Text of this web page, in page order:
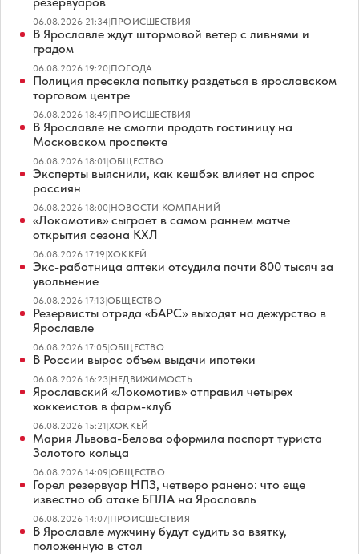
06.08.2026 21:34|ПРОИСШЕСТВИЯ
В Ярославле ждут штормовой ветер с ливнями и
градом
06.08.2026 19:20|ПОГОДА
Полиция пресекла попытку раздеться в ярославском
торговом центре
06.08.2026 18:49|ПРОИСШЕСТВИЯ
В Ярославле не смогли продать гостиницу на
Московском проспекте
06.08.2026 18:01|ОБЩЕСТВО
Эксперты выяснили, как кешбэк влияет на спрос
россиян
06.08.2026 18:00|НОВОСТИ КОМПАНИЙ
«Локомотив» сыграет в самом раннем матче
открытия сезона КХЛ
06.08.2026 17:19|ХОККЕЙ
Экс-работница аптеки отсудила почти 800 тысяч за
увольнение
06.08.2026 17:13|ОБЩЕСТВО
Резервисты отряда «БАРС» выходят на дежурство в
Ярославле
06.08.2026 17:05|ОБЩЕСТВО
В России вырос объем выдачи ипотеки
06.08.2026 16:23|НЕДВИЖИМОСТЬ
Ярославский «Локомотив» отправил четырех
хоккеистов в фарм-клуб
06.08.2026 15:21|ХОККЕЙ
Мария Львова-Белова оформила паспорт туриста
Золотого кольца
06.08.2026 14:09|ОБЩЕСТВО
Горел резервуар НПЗ, четверо ранено: что еще
известно об атаке БПЛА на Ярославль
06.08.2026 14:07|ПРОИСШЕСТВИЯ
В Ярославле мужчину будут судить за взятку,
положенную в стол